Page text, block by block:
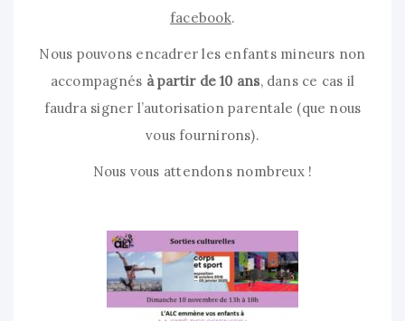
facebook.
Nous pouvons encadrer les enfants mineurs non
accompagnés à partir de 10 ans, dans ce cas il
faudra signer l’autorisation parentale (que nous
vous fournirons).
Nous vous attendons nombreux !